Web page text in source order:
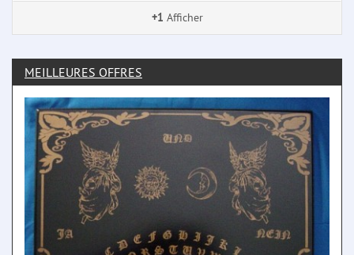
+1 Afficher
MEILLEURES OFFRES